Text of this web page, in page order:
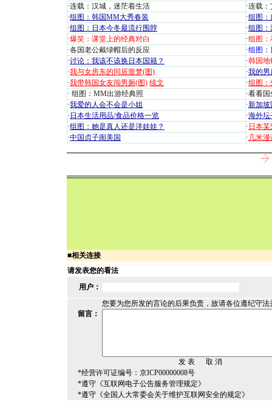
·连载：汉城，迷茫着生活 ·连载：
·组图：韩国MM大秀春装 ·组图：
·组图：日本今冬最流行围脖 ·组图
·爆笑：课堂上的经典对白 ·组图：
·各国老公戴绿帽后的反应 ·组图：
·讨论：我该不该换日本国籍？ ·韩国地
·我与女房东的同居噩梦(图) ·我的男
·我带韩国女友闯男厕(图) 续文 ·组图：
· 组图：MM出游经典照 ·看看国
·我爱的人会不会是小姐 ·新加坡
· 日本生活用品/食品价格一览 ·海外坛
·组图：她是真人还是洋娃娃？ · 日本
·中国贞子闹美国 · 几米
■相关连接
请发表您的看法
用户：
您要为您所发的言论的后果负责，故请各位遵纪守
留言：
*经营许可证编号：京ICP00000008号
*遵守《互联网电子公告服务管理规定》
*遵守《全国人大常委会关于维护互联网安全的规定》